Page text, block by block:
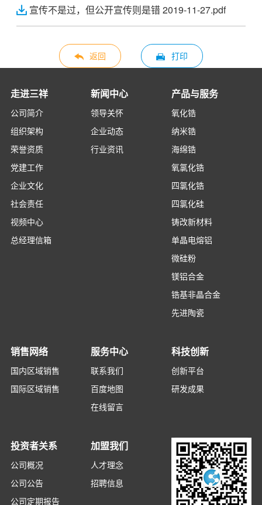
宣传不是过，但公开宣传则是错 2019-11-27.pdf
返回 打印
走进三祥
公司简介
组织架构
荣誉资质
党建工作
企业文化
社会责任
视频中心
总经理信箱
新闻中心
领导关怀
企业动态
行业资讯
产品与服务
氧化锆
纳米锆
海绵锆
氧氯化锆
四氯化锆
四氯化硅
铸改新材料
单晶电熔铝
微硅粉
镁铝合金
锆基非晶合金
先进陶瓷
销售网络
国内区域销售
国际区域销售
服务中心
联系我们
百度地图
在线留言
科技创新
创新平台
研发成果
投资者关系
公司概况
公司公告
公司定期报告
加盟我们
人才理念
招聘信息